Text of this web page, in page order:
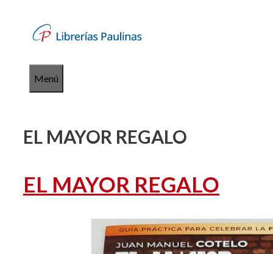
contenido
Menú
EL MAYOR REGALO
EL MAYOR REGALO